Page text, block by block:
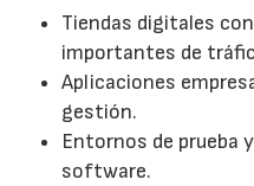
Tiendas digitales
importantes de
Aplicaciones
gestión.
Entornos de prueba
software.